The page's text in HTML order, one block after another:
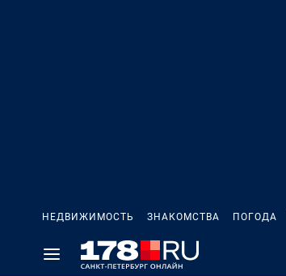
НЕДВИЖИМОСТЬ ЗНАКОМСТВА ПОГОДА